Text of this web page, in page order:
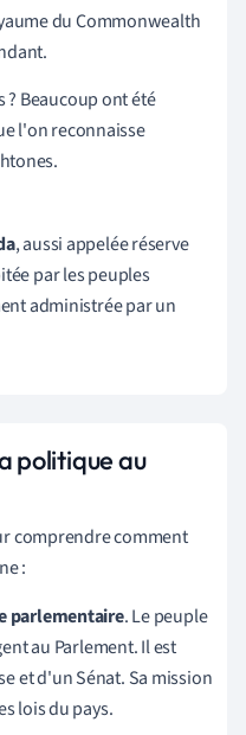
du Commonwealth
.
Beaucoup ont été
l'on reconnaisse
, aussi appelée réserve
par les peuples
administrée par un
politique au
comprendre comment
:
parlementaire. Le peuple
au Parlement. Il est
et d'un Sénat. Sa mission
lois du pays.